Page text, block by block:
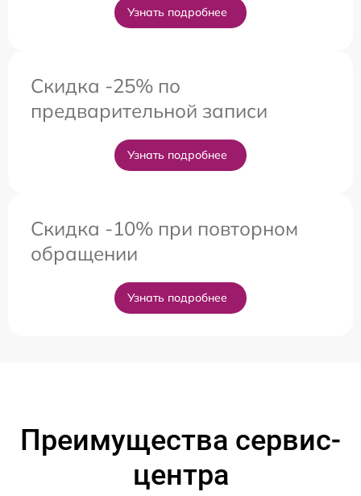
Узнать подробнее
Скидка -25% по
предварительной записи
Узнать подробнее
Скидка -10% при повторном
обращении
Узнать подробнее
Преимущества сервис-
центра